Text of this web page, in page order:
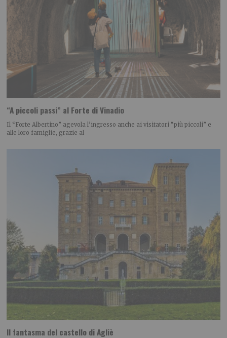
“A piccoli passi” al Forte di Vinadio
Il “Forte Albertino” agevola l’ingresso anche ai visitatori “più piccoli” e
alle loro famiglie, grazie al
Il fantasma del castello di Agliè